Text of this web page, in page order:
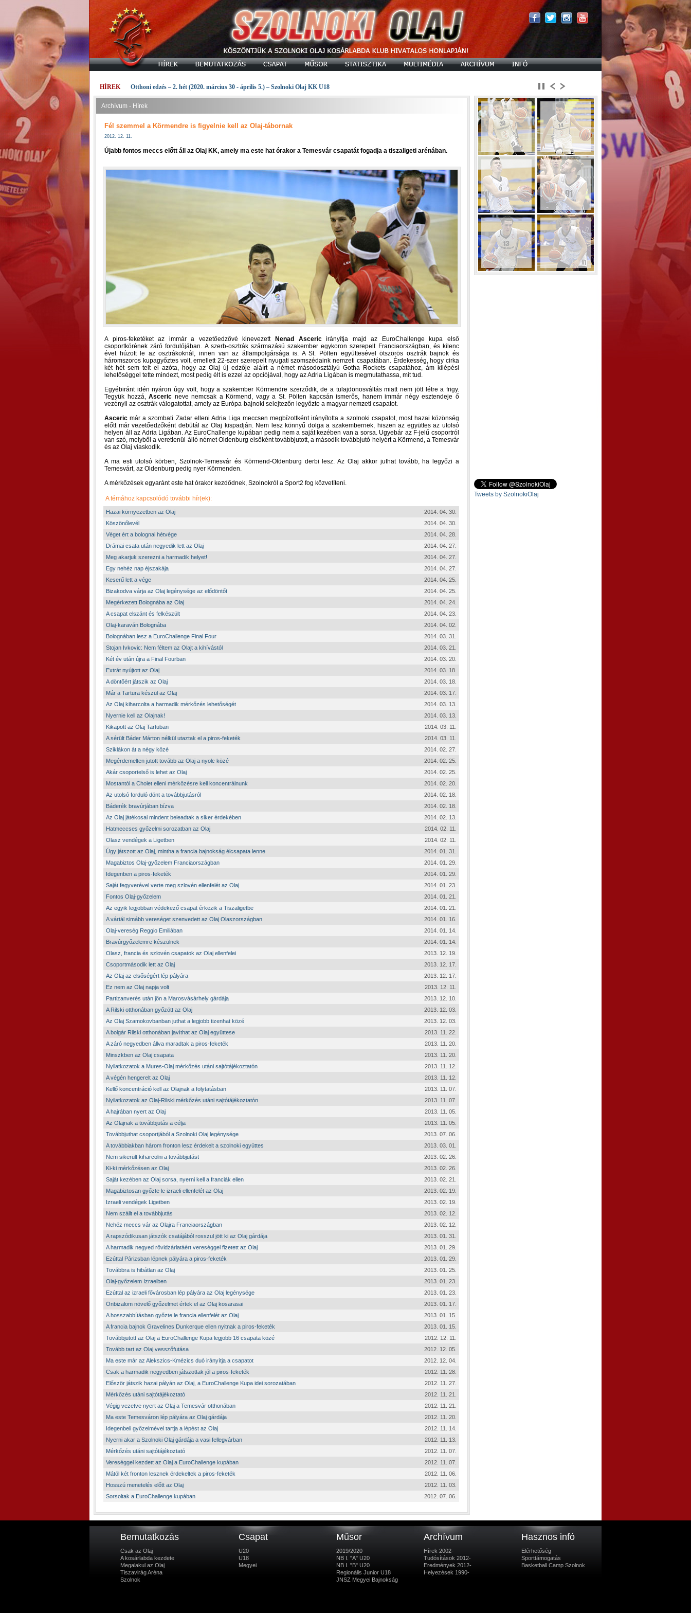
HÍREK Otthoni edzés – 2. hét (2020. március 30 - április 5.) – Szolnoki Olaj KK U18
Archívum - Hírek
Fél szemmel a Körmendre is figyelnie kell az Olaj-tábornak
2012. 12. 11.
Újabb fontos meccs előtt áll az Olaj KK, amely ma este hat órakor a Temesvár csapatát fogadja a tiszaligeti arénában.
A piros-feketéket az immár a vezetőedzővé kinevezett Nenad Ascericirányítja majd az EuroChallenge kupa első
csoportkörének záró fordulójában. A szerb-osztrák származású szakember egykoron szerepelt Franciaországban, és kilenc
évet húzott le az osztrákoknál, innen van az állampolgársága is. A St. Pölten együttesével ötszörös osztrák bajnok és
háromszoros kupagyőztes volt, emellett 22-szer szerepelt nyugati szomszédaink nemzeti csapatában. Érdekesség, hogy cirka
két hét sem telt el azóta, hogy az Olaj új edzője aláírt a német másodosztályú Gotha Rockets csapatához, ám kilépési
lehetőséggel tette mindezt, most pedig élt is ezzel az opciójával, hogy az Adria Ligában is megmutathassa, mit tud.
Egyébiránt idén nyáron úgy volt, hogy a szakember Körmendre szerződik, de a tulajdonosváltás miatt nem jött létre a frigy.
Tegyük hozzá,Asceric neve nemcsak a Körmend, vagy a St. Pölten kapcsán ismerős, hanem immár négy esztendeje ő
vezényli az osztrák válogatottat, amely az Európa-bajnoki selejtezőn legyőzte a magyar nemzeti csapatot.
Asceric már a szombati Zadar elleni Adria Liga meccsen megbízottként irányította a szolnoki csapatot, most hazai közönség
előtt már vezetőedzőként debütál az Olaj kispadján. Nem lesz könnyű dolga a szakembernek, hiszen az együttes az utolsó
helyen áll az Adria Ligában. Az EuroChallenge kupában pedig nem a saját kezében van a sorsa. Ugyebár az F-jelű csoportról
van szó, melyből a veretlenül álló német Oldenburg elsőként továbbjutott, a második továbbjutó helyért a Körmend, a Temesvár
és az Olaj viaskodik.
A ma esti utolsó körben, Szolnok-Temesvár és Körmend-Oldenburg derbi lesz. Az Olaj akkor juthat tovább, ha legyőzi a
Temesvárt, az Oldenburg pedig nyer Körmenden.
A mérkőzések egyaránt este hat órakor kezdődnek, Szolnokról a Sport2 fog közvetíteni.
A témához kapcsolódó további hír(ek):
Hazai környezetben az Olaj
2014. 04. 30.
Köszönőlevél
2014. 04. 30.
Véget ért a bolognai hétvége
2014. 04. 28.
Drámai csata után negyedik lett az Olaj
2014. 04. 27.
Meg akarjuk szerezni a harmadik helyet!
2014. 04. 27.
Egy nehéz nap éjszakája
2014. 04. 27.
Keserű lett a vége
2014. 04. 25.
Bizakodva várja az Olaj legénysége az elődöntőt
2014. 04. 25.
Megérkezett Bolognába az Olaj
2014. 04. 24.
A csapat elszánt és felkészült
2014. 04. 23.
Olaj-karaván Bolognába
2014. 04. 02.
Bolognában lesz a EuroChallenge Final Four
2014. 03. 31.
Stojan Ivkovic: Nem féltem az Olajt a kihívástól
2014. 03. 21.
Két év után újra a Final Fourban
2014. 03. 20.
Extrát nyújtott az Olaj
2014. 03. 18.
A döntőért játszik az Olaj
2014. 03. 18.
Már a Tartura készül az Olaj
2014. 03. 17.
Az Olaj kiharcolta a harmadik mérkőzés lehetőségét
2014. 03. 13.
Nyernie kell az Olajnak!
2014. 03. 13.
Kikapott az Olaj Tartuban
2014. 03. 11.
A sérült Báder Márton nélkül utaztak el a piros-feketék
2014. 03. 11.
Sziklákon át a négy közé
2014. 02. 27.
Megérdemelten jutott tovább az Olaj a nyolc közé
2014. 02. 25.
Akár csoportelső is lehet az Olaj
2014. 02. 25.
Mostantól a Cholet elleni mérkőzésre kell koncentrálnunk
2014. 02. 20.
Az utolsó forduló dönt a továbbjutásról
2014. 02. 18.
Báderék bravúrjában bízva
2014. 02. 18.
Az Olaj játékosai mindent beleadtak a siker érdekében
2014. 02. 13.
Hatmeccses győzelmi sorozatban az Olaj
2014. 02. 11.
Olasz vendégek a Ligetben
2014. 02. 11.
Úgy játszott az Olaj, mintha a francia bajnokság élcsapata lenne
2014. 01. 31.
Magabiztos Olaj-győzelem Franciaországban
2014. 01. 29.
Idegenben a piros-feketék
2014. 01. 29.
Saját fegyverével verte meg szlovén ellenfelét az Olaj
2014. 01. 23.
Fontos Olaj-győzelem
2014. 01. 21.
Az egyik legjobban védekező csapat érkezik a Tiszaligetbe
2014. 01. 21.
A vártál simább vereséget szenvedett az Olaj Olaszországban
2014. 01. 16.
Olaj-vereség Reggio Emiliában
2014. 01. 14.
Bravúrgyőzelemre készülnek
2014. 01. 14.
Olasz, francia és szlovén csapatok az Olaj ellenfelei
2013. 12. 19.
Csoportmásodik lett az Olaj
2013. 12. 17.
Az Olaj az elsőségért lép pályára
2013. 12. 17.
Ez nem az Olaj napja volt
2013. 12. 11.
Partizanverés után jön a Marosvásárhely gárdája
2013. 12. 10.
A Rilski otthonában győzött az Olaj
2013. 12. 03.
Az Olaj Szamokovbanban juthat a legjobb tizenhat közé
2013. 12. 03.
A bolgár Rilski otthonában javíthat az Olaj együttese
2013. 11. 22.
A záró negyedben állva maradtak a piros-feketék
2013. 11. 20.
Minszkben az Olaj csapata
2013. 11. 20.
Nyilatkozatok a Mures-Olaj mérkőzés utáni sajtótájékoztatón
2013. 11. 12.
A végén hengerelt az Olaj
2013. 11. 12.
Kellő koncentráció kell az Olajnak a folytatásban
2013. 11. 07.
Nyilatkozatok az Olaj-Rilski mérkőzés utáni sajtótájékoztatón
2013. 11. 07.
A hajrában nyert az Olaj
2013. 11. 05.
Az Olajnak a továbbjutás a célja
2013. 11. 05.
Továbbjuthat csoportjából a Szolnoki Olaj legénysége
2013. 07. 06.
A továbbiakban három fronton lesz érdekelt a szolnoki együttes
2013. 03. 01.
Nem sikerült kiharcolni a továbbjutást
2013. 02. 26.
Ki-ki mérkőzésen az Olaj
2013. 02. 26.
Saját kezében az Olaj sorsa, nyerni kell a franciák ellen
2013. 02. 21.
Magabiztosan győzte le izraeli ellenfelét az Olaj
2013. 02. 19.
Izraeli vendégek Ligetben
2013. 02. 19.
Nem szállt el a továbbjutás
2013. 02. 12.
Nehéz meccs vár az Olajra Franciaországban
2013. 02. 12.
A rapszódikusan játszók csatájából rosszul jött ki az Olaj gárdája
2013. 01. 31.
A harmadik negyed rövidzárlatáért vereséggel fizetett az Olaj
2013. 01. 29.
Ezúttal Párizsban lépnek pályára a piros-feketék
2013. 01. 29.
Továbbra is hibátlan az Olaj
2013. 01. 25.
Olaj-győzelem Izraelben
2013. 01. 23.
Ezúttal az izraeli fővárosban lép pályára az Olaj legénysége
2013. 01. 23.
Önbizalom növelő győzelmet értek el az Olaj kosarasai
2013. 01. 17.
A hosszabbításban győzte le francia ellenfelét az Olaj
2013. 01. 15.
A francia bajnok Gravelines Dunkerque ellen nyitnak a piros-feketék
2013. 01. 15.
Továbbjutott az Olaj a EuroChallenge Kupa legjobb 16 csapata közé
2012. 12. 11.
Tovább tart az Olaj vesszőfutása
2012. 12. 05.
Ma este már az Alekszics-Kmézics duó irányítja a csapatot
2012. 12. 04.
Csak a harmadik negyedben játszottak jól a piros-feketék
2012. 11. 28.
Először játszik hazai pályán az Olaj, a EuroChallenge Kupa idei sorozatában
2012. 11. 27.
Mérkőzés utáni sajtótájékoztató
2012. 11. 21.
Végig vezetve nyert az Olaj a Temesvár otthonában
2012. 11. 21.
Ma este Temesváron lép pályára az Olaj gárdája
2012. 11. 20.
Idegenbeli győzelmével tartja a lépést az Olaj
2012. 11. 14.
Nyerni akar a Szolnoki Olaj gárdája a vasi fellegvárban
2012. 11. 13.
Mérkőzés utáni sajtótájékoztató
2012. 11. 07.
Vereséggel kezdett az Olaj a EuroChallenge kupában
2012. 11. 07.
Mától két fronton lesznek érdekeltek a piros-feketék
2012. 11. 06.
Hosszú menetelés előtt az Olaj
2012. 11. 03.
Sorsoltak a EuroChallenge kupában
2012. 07. 06.
Tweets by SzolnokiOlaj
Bemutatkozás
Csak az Olaj
A kosárlabda kezdete
Megalakul az Olaj
Tiszavirág Aréna
Szolnok
Csapat
U20
U18
Megyei
Műsor
2019/2020
NB I. "A" U20
NB I. "B" U20
Regionális Junior U18
JNSZ Megyei Bajnokság
Archívum
Hírek 2002-
Tudósítások 2012-
Eredmények 2012-
Helyezések 1990-
Hasznos infó
Elérhetőség
Sporttámogatás
Basketball Camp Szolnok